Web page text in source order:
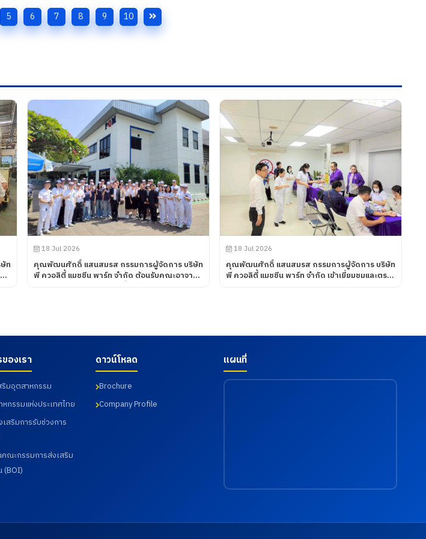
5 6 7 8 9 10
ท
18 Jul 2026
คุณพัฒนศักดิ์ แสนสมรส กรรมการผู้จัดการ บริษัท
พี ควอลิตี้ แมชชีน พาร์ท จำกัด ต้อนรับคณะอาจารย์
18 Jul 2026
คุณพัฒนศักดิ์ แสนสมรส กรรมการผู้จัดการ บริษัท
พี ควอลิตี้ แมชชีน พาร์ท จำกัด เข้าเยี่ยมชมและตรวจ
องเรา
มอุตสาหกรรม
กรรมแห่งประเทศไทย
สริมการรับช่วงการ
ณะกรรมการส่งเสริม
(BOI)
ดาวน์โหลด
Brochure
Company Profile
แผนที่